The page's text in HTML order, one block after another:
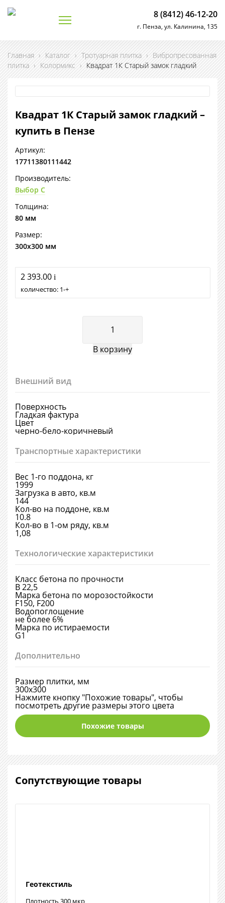
8 (8412) 46-12-20
г. Пенза, ул. Калинина, 135
Главная › Каталог › Тротуарная плитка › Вибропресованная
плитка › Колормикс › Квадрат 1К Старый замок гладкий
Квадрат 1К Старый замок гладкий –
купить в Пензе
Артикул:
17711380111442
Производитель:
Выбор С
Толщина:
80 мм
Размер:
300х300 мм
2 393.00 i
количество: 1 +
Внешний вид
Поверхность
Гладкая фактура
Цвет
черно-бело-коричневый
Транспортные характеристики
Вес 1-го поддона, кг
1999
Загрузка в авто, кв.м
144
Кол-во на поддоне, кв.м
10.8
Кол-во в 1-ом ряду, кв.м
1,08
Технологические характеристики
Класс бетона по прочности
В 22,5
Марка бетона по морозостойкости
F150, F200
Водопоглощение
не более 6%
Марка по истираемости
G1
Дополнительно
Размер плитки, мм
300х300
Нажмите кнопку "Похожие товары", чтобы
посмотреть другие размеры этого цвета
Похожие товары
Сопутствующие товары
Геотекстиль
Плотность 300 мкр